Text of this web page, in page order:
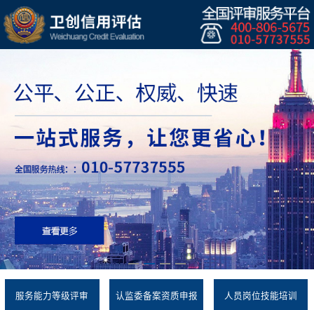
服务能力等级评审 认监委备案资质申报 人员岗位技能培训